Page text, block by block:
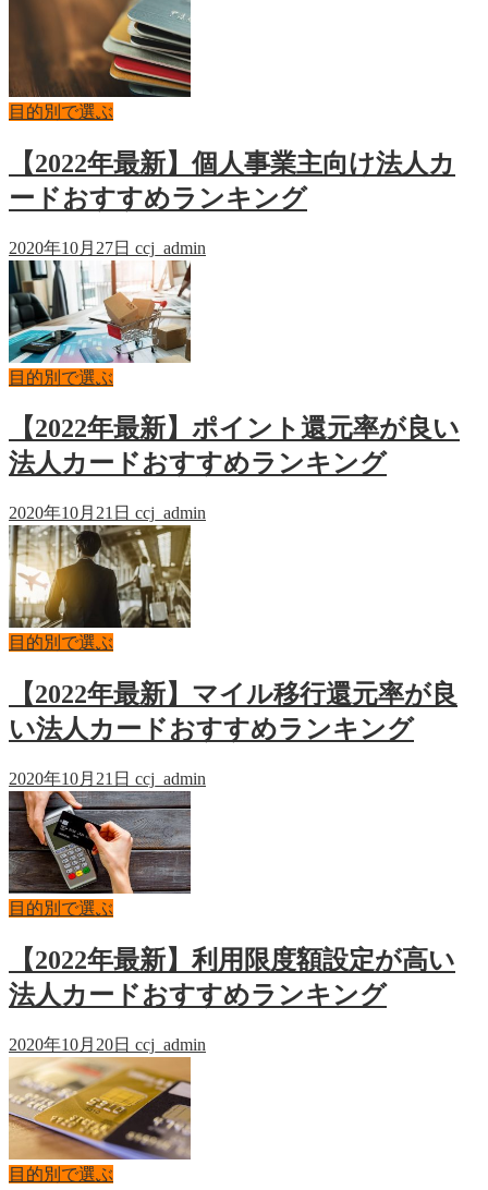
目的別で選ぶ
【2022年最新】個人事業主向け法人カ
ードおすすめランキング
2020年10月27日 ccj_admin
目的別で選ぶ
【2022年最新】ポイント還元率が良い
法人カードおすすめランキング
2020年10月21日 ccj_admin
目的別で選ぶ
【2022年最新】マイル移行還元率が良
い法人カードおすすめランキング
2020年10月21日 ccj_admin
目的別で選ぶ
【2022年最新】利用限度額設定が高い
法人カードおすすめランキング
2020年10月20日 ccj_admin
目的別で選ぶ